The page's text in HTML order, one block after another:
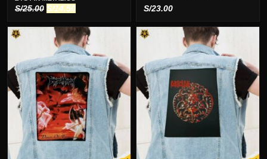
S/25.00 El
original
era:
S/25.00.
S/14.50El
actual
es:
S/14.50.
S/23.00